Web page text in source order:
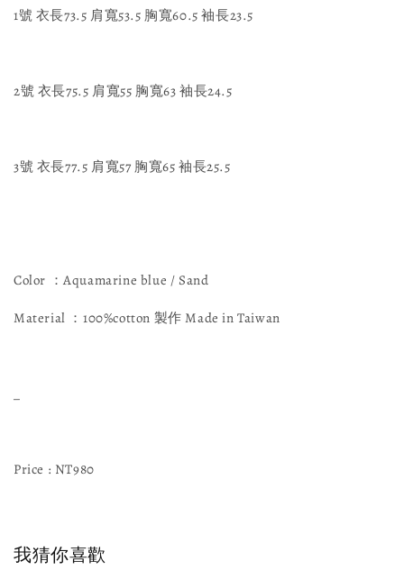
1號 衣長73.5 肩寬53.5 胸寬60.5 袖長23.5
2號 衣長75.5 肩寬55 胸寬63 袖長24.5
3號 衣長77.5 肩寬57 胸寬65 袖長25.5
Color ：Aquamarine blue / Sand
Material ：100%cotton 製作 Made in Taiwan
Price : NT980
我猜你喜歡